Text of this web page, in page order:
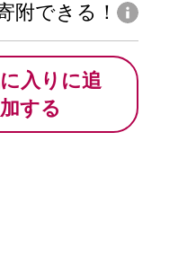
附できる！
入りに追
加する